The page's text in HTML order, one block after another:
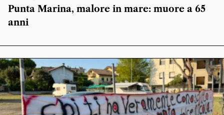
Punta Marina, malore in mare: muore a 65
anni